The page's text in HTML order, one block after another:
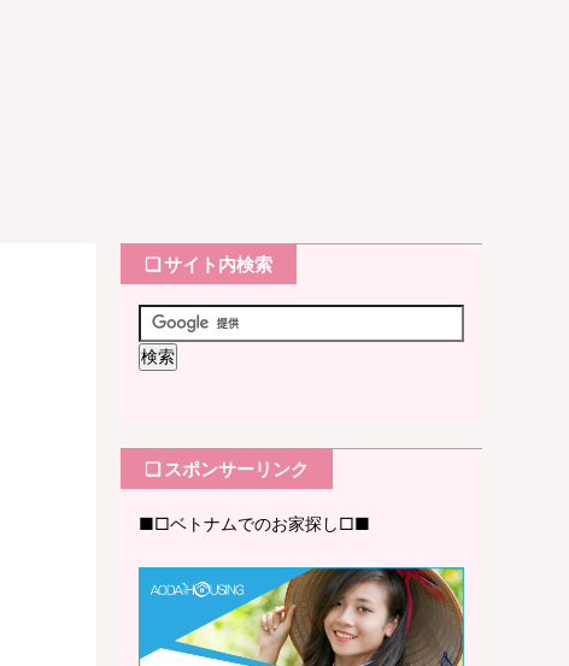
❏ サイト内検索
❏ スポンサーリンク
■□ベトナムでのお家探し□■